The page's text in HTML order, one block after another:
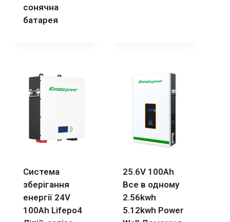
сонячна
батарея
Система
зберігання
енергії 24V
100Ah Lifepo4
25.6V 100Ah
Все в одному
2.56kwh
5.12kwh Power